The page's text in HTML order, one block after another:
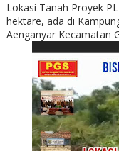
Lokasi Tanah Proyek
hektare, ada di
Aenganyar Kecamatan